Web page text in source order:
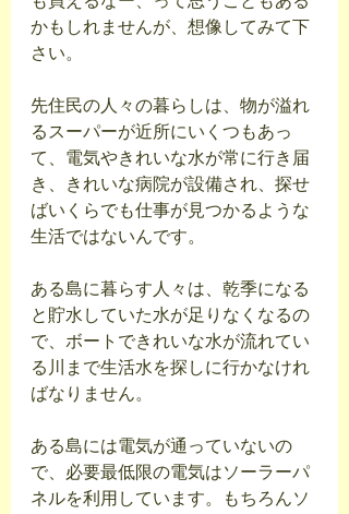
かもしれませんが、想像してみて下
さい。
先住民の人々の暮らしは、物が溢れ
るスーパーが近所にいくつもあっ
て、電気やきれいな水が常に行き届
き、きれいな病院が設備され、探せ
ばいくらでも仕事が見つかるような
生活ではないんです。
ある島に暮らす人々は、乾季になる
と貯水していた水が足りなくなるの
で、ボートできれいな水が流れてい
る川まで生活水を探しに行かなけれ
ばなりません。
ある島には電気が通っていないの
で、必要最低限の電気はソーラーパ
ネルを利用しています。もちろんソ